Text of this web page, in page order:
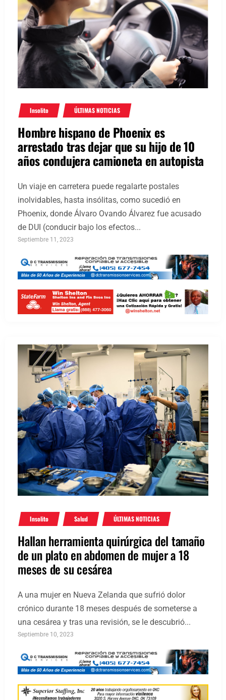
Insolito ÚLTIMAS NOTICIAS
Hombre hispano de Phoenix es
arrestado tras dejar que su hijo de 10
años condujera camioneta en autopista
Un viaje en carretera puede regalarte postales
inolvidables, hasta insólitas, como sucedió en
Phoenix, donde Álvaro Ovando Álvarez fue acusado
de DUI (conducir bajo los efectos...
Septiembre 11, 2023
Insolito Salud ÚLTIMAS NOTICIAS
Hallan herramienta quirúrgica del tamaño
de un plato en abdomen de mujer a 18
meses de su cesárea
A una mujer en Nueva Zelanda que sufrió dolor
crónico durante 18 meses después de someterse a
una cesárea y tras una revisión, se le descubrió...
Septiembre 10, 2023